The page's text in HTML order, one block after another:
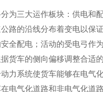
为三大运作板块：供电和
路的沿线分布着变电以保
全配电；活动的受电弓作
货车的侧向偏移调整合适
力系统使货车能够在电气
电气化道路和非电气化道